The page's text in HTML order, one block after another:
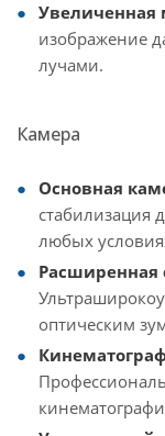
Увеличенная
изображение
лучами.
Камера
Основная
стабилизация
любых
Расширенная
оптическим